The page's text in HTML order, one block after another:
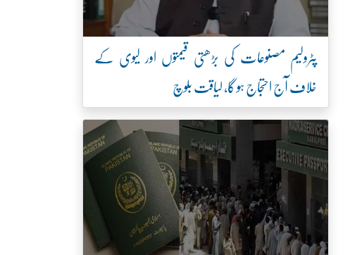
پٹرولیم مصنوعات کی بڑھتی قیمتوں اور لیوی کے
خلاف آج احتجاج ہو گا، لیاقت بلوچ